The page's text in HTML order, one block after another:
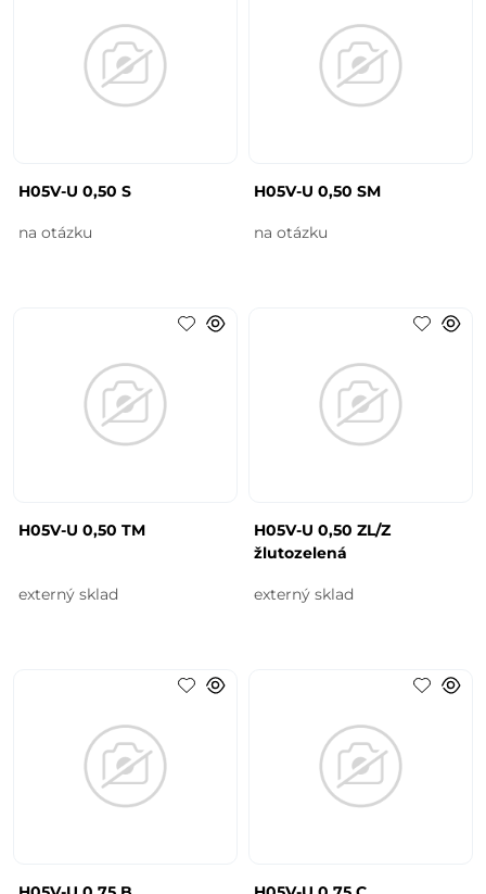
H05V-U 0,50 S
na otázku
H05V-U 0,50 SM
na otázku
H05V-U 0,50 TM
externý sklad
H05V-U 0,50 ZL/Z
žlutozelená
externý sklad